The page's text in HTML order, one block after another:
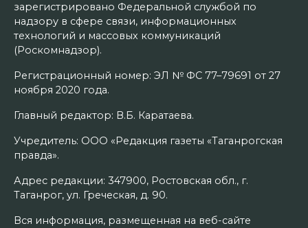
зарегистрировано Федеральной службой по
надзору в сфере связи, информационных
технологий и массовых коммуникаций
(Роскомнадзор).
Регистрационный номер: ЭЛ № ФС 77–79691 от 27
ноября 2020 года.
Главный редактор: В.Б. Каратаева.
Учредитель: ООО «Редакция газеты «Таганрогская
правда».
Адрес редакции: 347900, Ростовская обл., г.
Таганрог, ул. Греческая, д. 90.
Вся информация, размещенная на веб-сайте